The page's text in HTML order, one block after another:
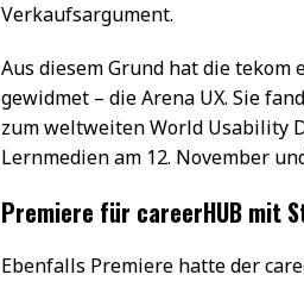
Verkaufsargument.
Aus diesem Grund hat die
gewidmet – die Arena UX. Sie
zum weltweiten World Usability
Lernmedien am 12. November
Premiere für careerHUB mit
Ebenfalls Premiere hatte der